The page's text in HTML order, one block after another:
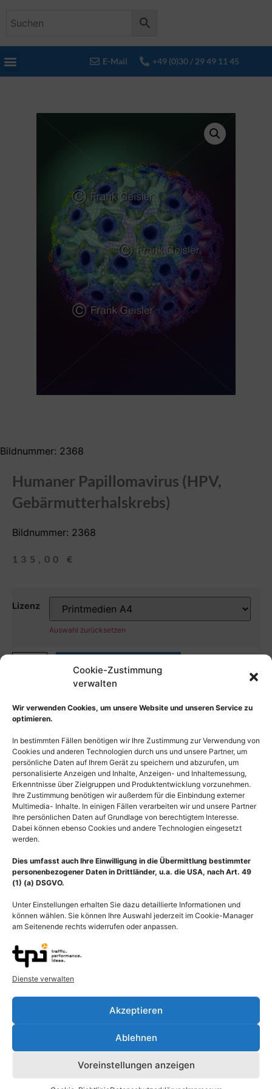
Cookie-Zustimmung
verwalten
Wir verwenden Cookies, um unsere Website und unseren Service zu
optimieren.
In bestimmten Fällen benötigen wir Ihre Zustimmung zur Verwendung von
Cookies und anderen Technologien durch uns und unsere Partner, um
persönliche Daten auf Ihrem Gerät zu speichern und abzurufen, um
personalisierte Anzeigen und Inhalte, Anzeigen- und Inhaltemessung,
Erkenntnisse über Zielgruppen und Produktentwicklung vorzunehmen.
Ihre Zustimmung benötigen wir außerdem für die Einbindung externer
Multimedia- Inhalte. In einigen Fällen verarbeiten wir und unsere Partner
Ihre persönlichen Daten auf Grundlage von berechtigtem Interesse.
Dabei können ebenso Cookies und andere Technologien eingesetzt
werden.
Dies umfasst auch Ihre Einwilligung in die Übermittlung bestimmter
personenbezogener Daten in Drittländer, u.a. die USA, nach Art. 49
(1) (a) DSGVO.
Unter Einstellungen erhalten Sie dazu detaillierte Informationen und
können wählen. Sie können Ihre Auswahl jederzeit im Cookie-Manager
am Seitenende rechts widerrufen oder anpassen.
Dienste verwalten
Akzeptieren
Ablehnen
Voreinstellungen anzeigen
E-Mail +49 (0)30 / 29 49 11 45
Bildnummer: 2368
Humaner Papillomavirus (HPV,
Gebärmutterhalskrebs)
Bildnummer: 2368
135,00 €
Lizenz
Auswahl zurücksetzen
In den Warenkorb
Illustration humaner Papillomavirus. HPV-Infektionen gehören zu
den sexuell übertragbaren Viruserkrankungen. Früh erkannt, ist
Gebärmutterhalskrebs (Zervixkarzinom), hervorgerufen durch